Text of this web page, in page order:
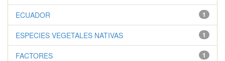
1
ECUADOR
1
ESPECIES VEGETALES NATIVAS
1
FACTORES